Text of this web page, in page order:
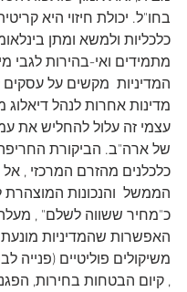
בחו"ל. יכולת חיזוי היא
כלכליות ולמשא ומתן
מתמידים ואי-בהירות לגבי
המדיניות  מקשים על עסקים
מדינות אחרות לנהל דיאלוג
עצמי זה עלול להחליש את
של ארה"ב. הביקורת
כלכלנים מהזרם המרכזי ,
הממשל  והנכונות המוצהרת
כ"מחיר ששווה לשלם" ,
האפשרות שהמדיניות מונעת
משיקולים פוליטיים (פנייה
, קיום הבטחות בחירות,